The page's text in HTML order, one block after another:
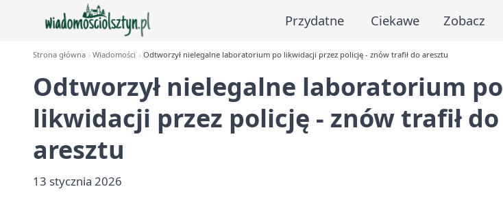
Przydatne Ciekawe Zobacz
Strona główna Wiadomości Odtworzył nielegalne laboratorium po likwidacji przez policję - znów trafił do aresztu
Odtworzył nielegalne laboratorium po
likwidacji przez policję - znów trafił do
aresztu
13 stycznia 2026